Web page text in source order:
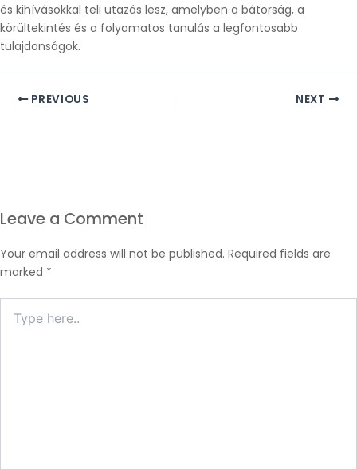
és kihívásokkal teli utazás lesz, amelyben a bátorság, a
körültekintés és a folyamatos tanulás a legfontosabb
tulajdonságok.
PREVIOUS NEXT
Leave a Comment
Your email address will not be published. Required fields are
marked *
here..